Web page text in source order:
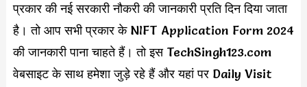
प्रकार की नई सरकारी नौकरी की जानकारी प्रति दिन दिया जाता
है। तो आप सभी प्रकार के NIFT Application Form 2024
की जानकारी पाना चाहते हैं। तो इस TechSingh123.com
वेबसाइट के साथ हमेशा जुड़े रहे हैं और यहां पर Daily Visit